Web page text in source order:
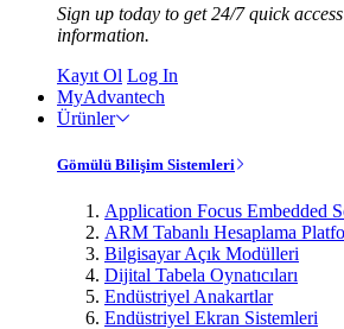
Sign up today to get 24/7 quick
information.
Kayıt Ol Log In
MyAdvantech
Ürünler
Gömülü Bilişim Sistemleri
Application Focus Embedded
ARM Tabanlı Hesaplama
Bilgisayar Açık Modülleri
Dijital Tabela Oynatıcıları
Endüstriyel Anakartlar
Endüstriyel Ekran Sistemleri